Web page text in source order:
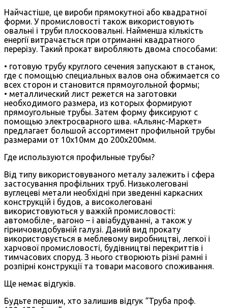
Найчастіше, це вироби прямокутної або квадратної
форми. У промисловості також використовують
овальні і труби плоскоовальні. Найменша кількість
енергії витрачається при отриманні квадратного
перерізу. Такий прокат виробляють двома способами:
• готовую трубу круглого сечения запускают в станок,
где с помощью специальных валов она обжимается со
всех сторон и становится прямоугольной формы;
• металлический лист режется на заготовки
необходимого размера, из которых формируют
прямоугольные трубы. Затем форму фиксируют с
помощью электросварного шва. «Альянс-Маркет»
предлагает большой ассортимент профильной трубы
размерами от 10х10мм до 200х200мм.
Где используются профильные трубы?
Від типу використовуваного металу залежить і сфера
застосування профільних труб. Низьколеговані
вуглецеві метали необхідні при зведенні каркасних
конструкцій і будов, а високолеговані
використовуються у важкій промисловості:
автомобіле-, вагоно – і авіабудуванні, а також у
гірничовидобувній галузі. Даний вид прокату
використовується в меблевому виробництві, легкої і
харчової промисловості, будівництві перекриттів і
тимчасових споруд. З нього створюють різні рамні і
розпірні конструкції та товари масового споживання.
Ще немає відгуків.
Будьте першим, хто залишив відгук “Труба проф.